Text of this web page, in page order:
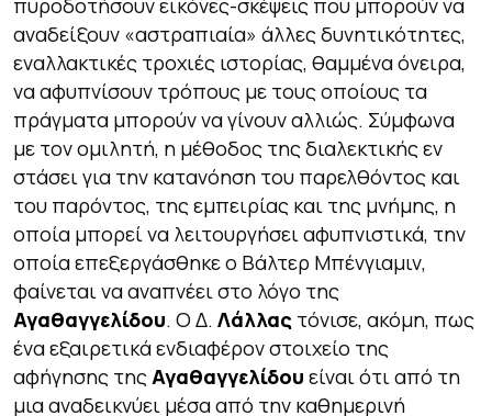
αναδείξουν «αστραπιαία» άλλες δυνητικότητες,
εναλλακτικές τροχιές ιστορίας, θαμμένα όνειρα,
να αφυπνίσουν τρόπους με τους οποίους τα
πράγματα μπορούν να γίνουν αλλιώς. Σύμφωνα
με τον ομιλητή, η μέθοδος της διαλεκτικής εν
στάσει για την κατανόηση του παρελθόντος και
του παρόντος, της εμπειρίας και της μνήμης, η
οποία μπορεί να λειτουργήσει αφυπνιστικά, την
οποία επεξεργάσθηκε ο Βάλτερ Μπένγιαμιν,
φαίνεται να αναπνέει στο λόγο της
Αγαθαγγελίδου. Ο Δ. Λάλλας τόνισε, ακόμη, πως
ένα εξαιρετικά ενδιαφέρον στοιχείο της
αφήγησης της Αγαθαγγελίδου είναι ότι από τη
μια αναδεικνύει μέσα από την καθημερινή